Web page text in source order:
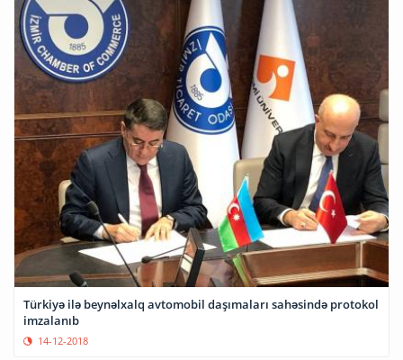
Türkiyə ilə beynəlxalq avtomobil daşımaları sahəsində protokol
imzalanıb
14-12-2018